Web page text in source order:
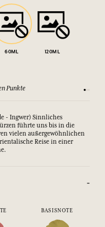
60ML 120ML
Punkte Sehen
- Ingwer) Sinnliches
führte uns bis in die
vielen außergewöhnlichen
Reise in einer
BASISNOTE